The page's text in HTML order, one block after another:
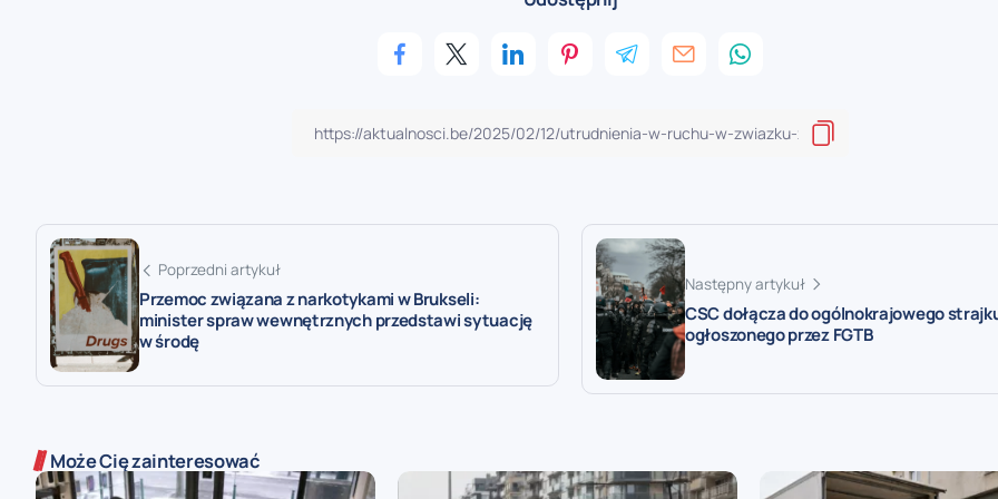
Poprzedni artykuł
Przemoc związana z narkotykami w Brukseli:
minister spraw wewnętrznych przedstawi sytuację
w środę
Następny artykuł
CSC dołącza do ogólnokrajowego
ogłoszonego przez FGTB
Może Cię zainteresować